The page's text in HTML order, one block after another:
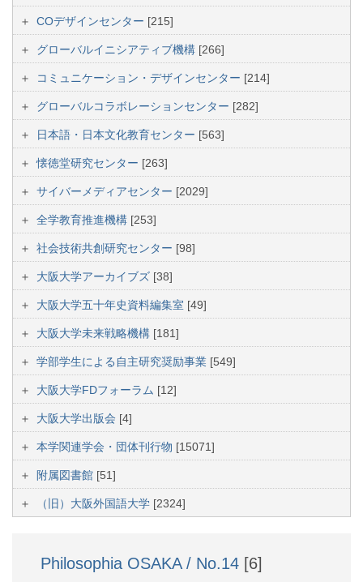
COデザインセンター [215]
グローバルイニシアティブ機構 [266]
コミュニケーション・デザインセンター [214]
グローバルコラボレーションセンター [282]
日本語・日本文化教育センター [563]
懐徳堂研究センター [263]
サイバーメディアセンター [2029]
全学教育推進機構 [253]
社会技術共創研究センター [98]
大阪大学アーカイブズ [38]
大阪大学五十年史資料編集室 [49]
大阪大学未来戦略機構 [181]
学部学生による自主研究奨励事業 [549]
大阪大学FDフォーラム [12]
大阪大学出版会 [4]
本学関連学会・団体刊行物 [15071]
附属図書館 [51]
（旧）大阪外国語大学 [2324]
Philosophia OSAKA / No.14 [6]